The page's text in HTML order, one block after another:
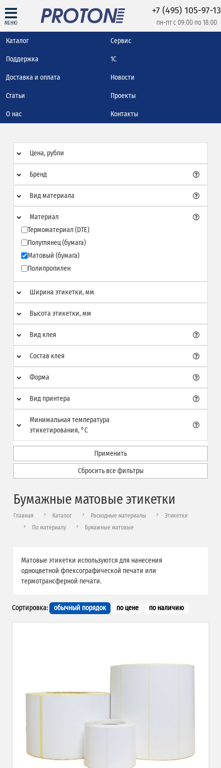
МЕНЮ
+7 (495) 105-97-13
пн-пт с 09:00 по 18:00
Каталог Сервис
Поддержка 1С
Доставка и оплата Новости
Статьи Проекты
О нас Контакты
Цена, рубли
Бренд
Вид материала
Материал
Термоматериал (DTE)
Полуглянец (бумага)
Матовый (бумага)
Полипропилен
Ширина этикетки, мм
Высота этикетки, мм
Вид клея
Состав клея
Форма
Вид принтера
Минимальная температура
этикетирования, °C
Применить
Сбросить все фильтры
Бумажные матовые этикетки
Главная Каталог Расходные материалы
Этикетки
По материалу
Бумажные матовые
Матовые этикетки используются для нанесения
одноцветной флексографической печати или
термотрансферной печати.
Сортировка: обычный порядок по цене по наличию